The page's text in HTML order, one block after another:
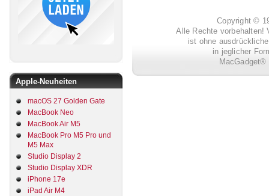
Apple-Neuheiten
macOS 27 Golden Gate
MacBook Neo
MacBook Air M5
MacBook Pro M5 Pro und
M5 Max
Studio Display 2
Studio Display XDR
iPhone 17e
iPad Air M4
Copyright ©
Alle Rechte vorbehalten!
ist ohne
in jeglicher
MacGadget®